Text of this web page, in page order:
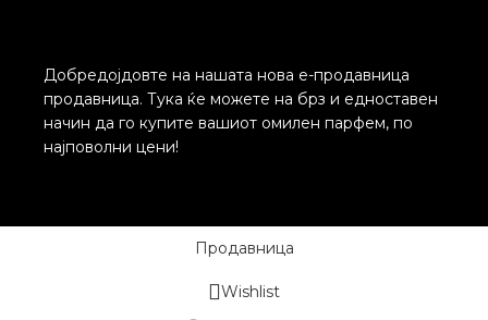
Добредојдовте на нашата нова е-продавница
продавница. Тука ќе можете на брз и едноставен
начин да го купите вашиот омилен парфем, по
најповолни цени!
Продавница
Wishlist